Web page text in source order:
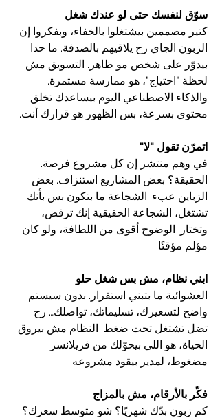
سوّق لنفسك حتى لو عندك شغل
كتير مصممين بيشتغلوا بالخفاء، وبفكروا إن
الزبون الجاي رح يلاقيهم بالصدفة. ما حدا
بيدوّر على شخص مو ظاهر. التسويق مش
لحظة "احتياج"، هو ممارسة مستمرة.
والذكاء الاصطناعي اليوم بيساعدك تخلق
محتوى بسرعة، بس الظهور هو قرارك أنت.
اتمرّن تقول "لا"
في وهم منتشر إن كل مشروع فرصة.
الحقيقة؟ بعض المشاريع استنزاف. بعض
الزباين عبء. الشجاعة ما بتكون بس بأنك
تشتغل، الشجاعة الحقيقية إنك ترفض،
وتختار. الوضوح أقوى من اللطافة، ولو كان
مؤلم مؤقتًا.
ابني نظام، مش بس شغل حلو
العشوائية ما بتبني استقرار. بدون سيستم
واضح لتسعيرك، تسليماتك، تواصلك… رح
تضل تشتغل تحت ضغط. النظام مش بيروق
الحياة، هو اللي بيحوّلك من فريلانسر
مضغوط، لمدير بيقود مشروعه.
فكّر بالأرقام، مش بالمزاج
كم زبون بدّك شهريًا؟ شو متوسط سعرك؟